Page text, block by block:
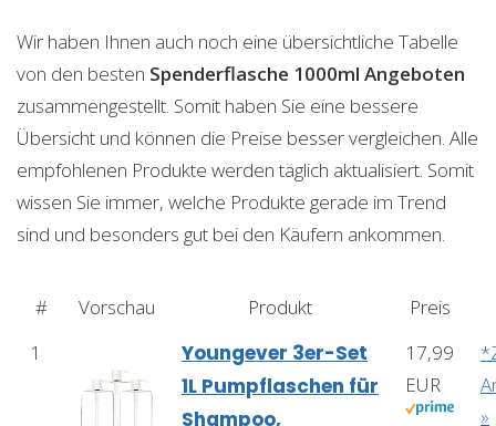
Wir haben Ihnen auch noch eine übersichtliche Tabelle
von den besten Spenderflasche 1000ml Angeboten
zusammengestellt. Somit haben Sie eine bessere
Übersicht und können die Preise besser vergleichen. Alle
empfohlenen Produkte werden täglich aktualisiert. Somit
wissen Sie immer, welche Produkte gerade im Trend
sind und besonders gut bei den Käufern ankommen.
# Vorschau Produkt
Preis
1
Youngever 3er-Set
1L Pumpflaschen für
Shampoo,
17,99
EUR
»